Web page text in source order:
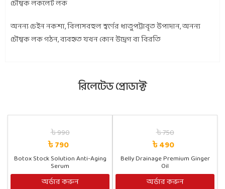
চৌম্বক লকলেট লক
অনন্য চেইন নকশা, বিলাসবহুল স্বর্ণের ধাতুপট্টাবৃত উপাদান, অনন্য
চৌম্বক লক গঠন, ব্যবহৃত যখন কোন উদ্বেগ বা বিরতি
রিলেটেড প্রোডাক্ট
৳ 790
৳ 990
Botox Stock Solution Anti-Aging
Serum
অর্ডার করুন
৳ 490
৳ 750
Belly Drainage Premium Ginger
Oil
অর্ডার করুন